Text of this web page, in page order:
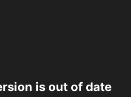
is out of date